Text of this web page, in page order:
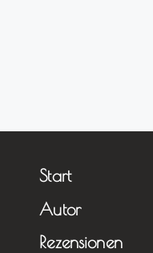
Start
Autor
Rezensionen